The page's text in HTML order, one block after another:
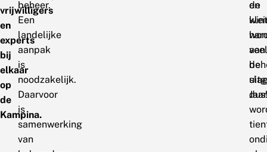
vrijwilligers
en
experts
bij
elkaar
op
de
Kampina.
beheer.
Een
landelijke
aanpak
is
noodzakelijk.
Daarvoor
is
samenwerking
van
de
veel
en
aan
de
dus!